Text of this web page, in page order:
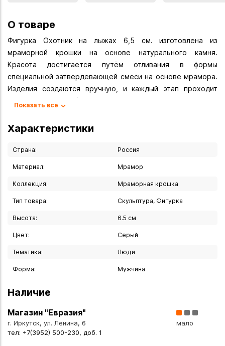
О товаре
Фигурка Охотник на лыжах 6,5 см. изготовлена из
мраморной крошки на основе натурального камня.
Красота достигается путём отливания в формы
специальной затвердевающей смеси на основе мрамора.
Изделия создаются вручную, и каждый этап проходит
тщательную доработку всех деталей. Мраморный узор
разных местах фигурки, которая может быть более серой
или белой, что является особенностью создания фигурок
из мраморной крошки.
Вы можете купить Охотник на лыжах 6,5 см в указанных
ниже магазинах в Иркутске и в Ангарске, а также сделать
Иркутску или транспортной компанией по всей России.
Показать все
Характеристики
Страна: Россия
Материал: Мрамор
Коллекция: Мраморная крошка
Тип товара: Скульптура, Фигурка
Высота: 6.5 см
Цвет: Серый
Тематика: Люди
Форма: Мужчина
Наличие
Магазин "Евразия"
г. Иркутск, ул. Ленина, 6
тел: +7(3952) 500-230, доб. 1
мало